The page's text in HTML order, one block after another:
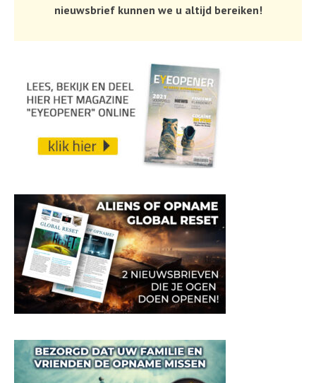
nieuwsbrief kunnen we u altijd bereiken!